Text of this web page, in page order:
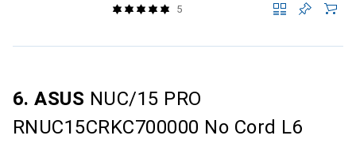
5
6. ASUS NUC/15 PRO
RNUC15CRKC700000 No Cord L6